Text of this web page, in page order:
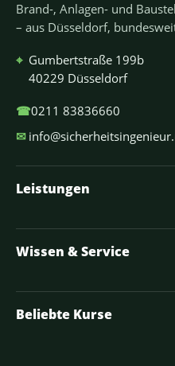
Brand-, Anlagen- und
– aus Düsseldorf,
⌖ Gumbertstraße 199b
40229 Düsseldorf
☎0211 83836660
✉
Leistungen
Wissen & Service
Beliebte Kurse